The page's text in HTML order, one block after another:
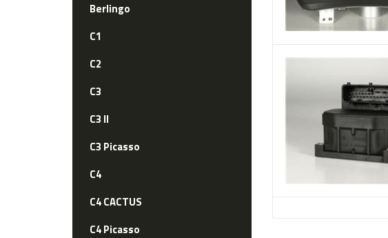
Berlingo
C1
C2
C3
C3 II
C3 Picasso
C4
C4 CACTUS
C4 Picasso